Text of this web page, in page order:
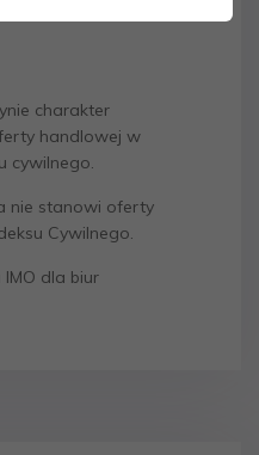
charakter
handlowej w
cywilnego.
nie stanowi oferty
Cywilnego.
dla biur